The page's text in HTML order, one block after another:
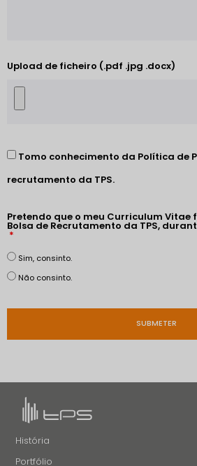
Upload de ficheiro (.pdf .jpg .docx)
Tomo conhecimento da Política de
recrutamento da TPS.
Pretendo que o meu Curriculum
Bolsa de Recrutamento da TPS,
Sim, consinto.
Não consinto.
SUBMETER
História
Portfólio